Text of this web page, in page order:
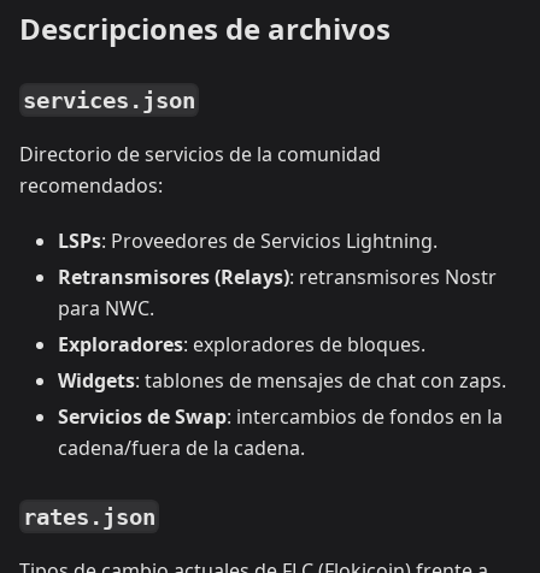
Descripciones de archivos
services.json
Directorio de servicios de la comunidad
recomendados:
LSPs: Proveedores de Servicios Lightning.
Retransmisores (Relays): retransmisores Nostr
para NWC.
Exploradores: exploradores de bloques.
Widgets: tablones de mensajes de chat con zaps.
Servicios de Swap: intercambios de fondos en la
cadena/fuera de la cadena.
rates.json